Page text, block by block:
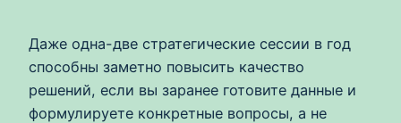
Даже одна-две стратегические сессии в год
способны заметно повысить качество
решений, если вы заранее готовите данные и
формулируете конкретные вопросы, а не